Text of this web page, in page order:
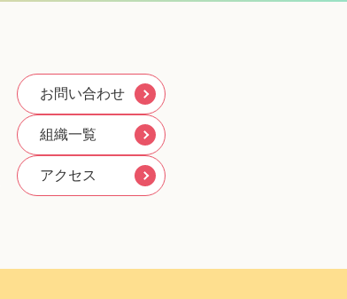
お問い合わせ
組織一覧
アクセス